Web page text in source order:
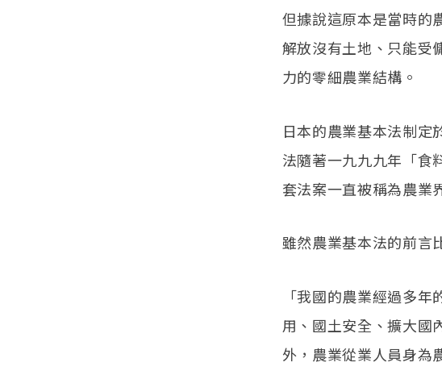
但據說這原本是當時的
解放沒有土地、只能受
力的零細農業結構。
日本的農業基本法制定
法隨著一九九九年「食
套法案一直被稱為農業
雖然農業基本法的前言
「我國的農業經過多
用、國土安全、擴大國
外，農業從業人員身為